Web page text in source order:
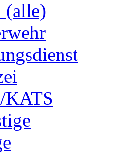
(alle)
KATS